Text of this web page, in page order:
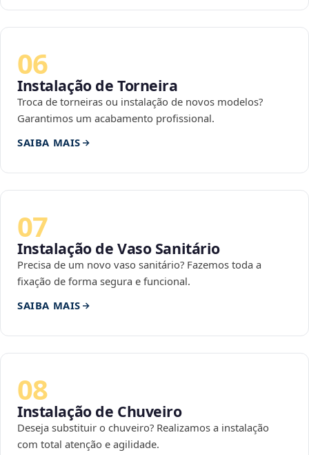
06
Instalação de Torneira
Troca de torneiras ou instalação de novos modelos?
Garantimos um acabamento profissional.
SAIBA MAIS
07
Instalação de Vaso Sanitário
Precisa de um novo vaso sanitário? Fazemos toda a
fixação de forma segura e funcional.
SAIBA MAIS
08
Instalação de Chuveiro
Deseja substituir o chuveiro? Realizamos a instalação
com total atenção e agilidade.